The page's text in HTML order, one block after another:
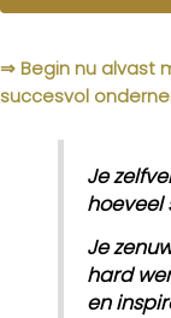
⇒ Begin nu alvast
succesvol
Je
hoeveel
Je
hard
en